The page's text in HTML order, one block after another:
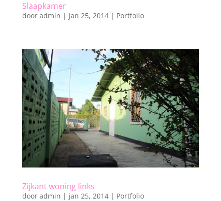
Slaapkamer
door admin | jan 25, 2014| Portfolio
Zijkant woning links
door admin | jan 25, 2014| Portfolio